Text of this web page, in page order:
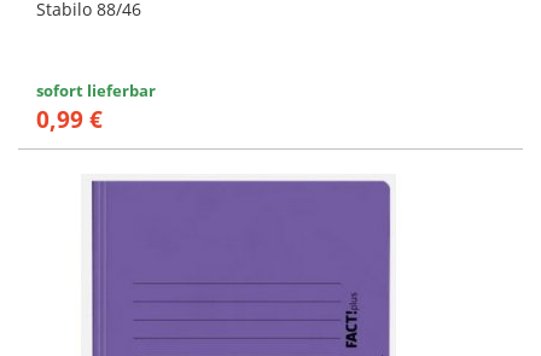
Stabilo 88/46
sofort lieferbar
0,99 €